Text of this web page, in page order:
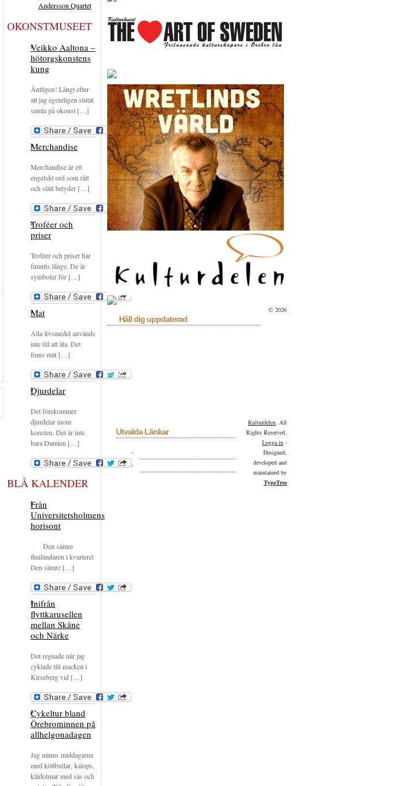
Andersson Quartet
OKONSTMUSEET
Veikko Aaltona –
hötorgskonstens
kung
Äntligen! Långt efter
att jag egentligen slutat
samla på okonst […]
Merchandise
Merchandise är ett
engelskt ord som rätt
och slätt betyder […]
Troféer och
priser
Troféer och priser har
funnits länge. De är
symboler för […]
Mat
Alla livsmedel används
inte till att äta. Det
finns mat […]
Djurdelar
Det förekommer
djurdelar inom
konsten. Det är inte
bara Damien […]
BLÅ KALENDER
Från
Universitetsholmens
horisont
Den sämre
thailändaren i kvarteret
Den sämre […]
Inifrån
flyttkarusellen
mellan Skåne
och Närke
Det regnade när jag
cyklade till macken i
Kirseberg vid […]
Cykeltur bland
Örebrominnen på
allhelgonadagen
Jag minns middagarna
med köttbullar, kalops,
kåldolmar med sås och
Håll dig uppdaterad
rekommenderar
Utvalda Länkar
© 2026
Kulturdelen. All
Rights Reserved.
Logga in -
Designed,
developed and
maintained by
TypeTree